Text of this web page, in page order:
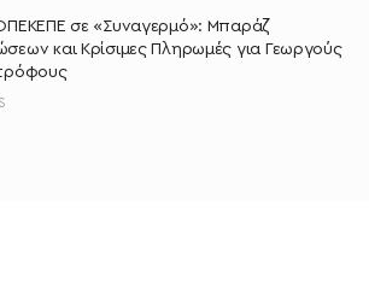
σε «Συναγερμό»: Μπαράζ
και Κρίσιμες Πληρωμές για Γεωργούς